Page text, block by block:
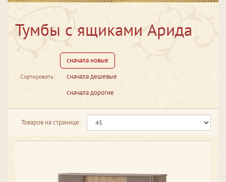
Тумбы с ящиками Арида
Сортировать:
сначала новые
сначала дешевые
сначала дорогие
Товаров на странице: